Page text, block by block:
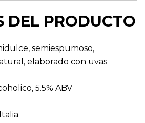
DEL PRODUCTO
semiespumoso,
elaborado con uvas
5.5% ABV